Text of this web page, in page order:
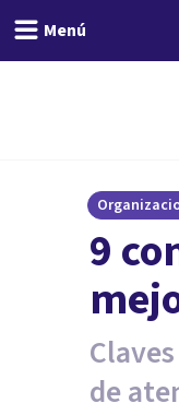
Menú
9
de